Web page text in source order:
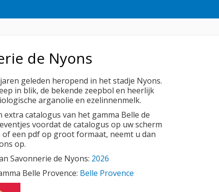
de Nyons
geleden heropend in het stadje Nyons.
in blik, de bekende zeepbol en heerlijk
arganolie en ezelinnenmelk.
catalogus van het gamma Belle de
voordat de catalogus op uw scherm
een pdf op groot formaat, neemt u dan
op.
Savonnerie de Nyons: 2026
Belle Provence: Belle Provence